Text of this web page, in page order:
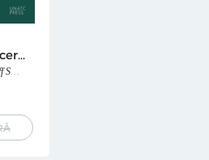
Istoria filmului. O introducere. Volumul 2